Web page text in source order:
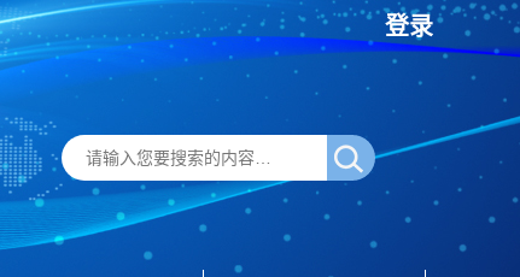
登录